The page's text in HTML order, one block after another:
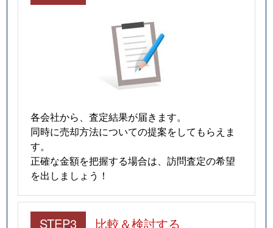
各会社から、査定結果が届きます。
同時に売却方法についての提案をしてもらえま
す。
正確な金額を把握する場合は、訪問査定の希望
を出しましょう！
STEP3 比較＆検討する